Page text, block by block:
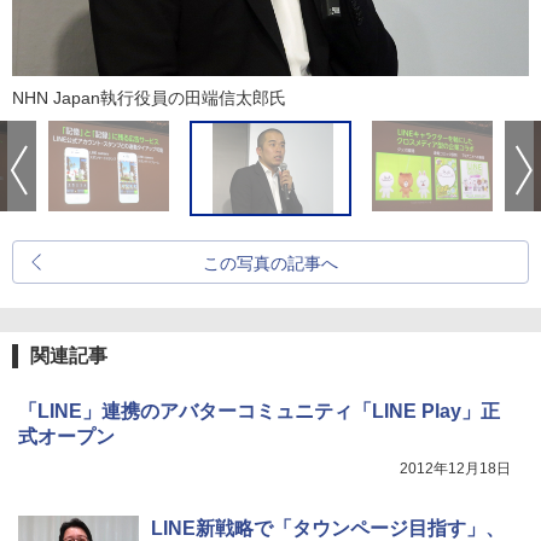
NHN Japan執行役員の田端信太郎氏
この写真の記事へ
関連記事
「LINE」連携のアバターコミュニティ「LINE Play」正
式オープン
2012年12月18日
LINE新戦略で「タウンページ目指す」、